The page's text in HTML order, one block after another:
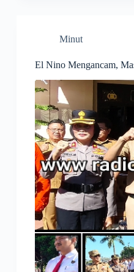
Minut
El Nino Mengancam,